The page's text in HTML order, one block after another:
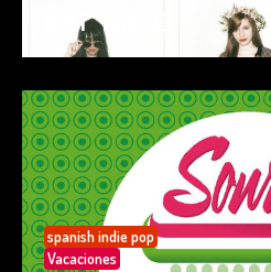
EAT TACOS
spanish indie pop
Vacaciones